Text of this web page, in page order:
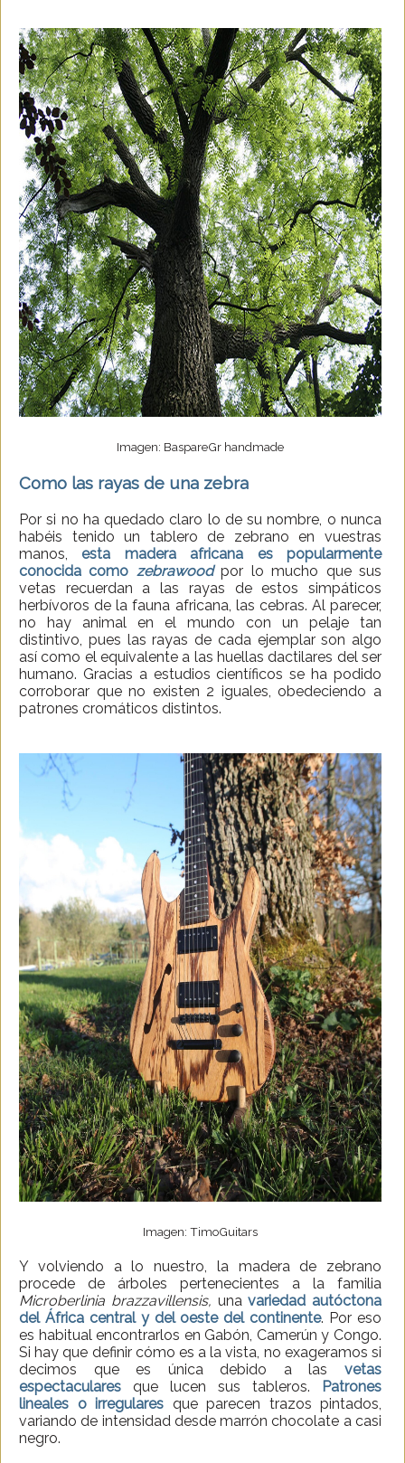
Imagen: BaspareGr handmade
Como las rayas de una zebra
Por si no ha quedado claro lo de su nombre, o nunca
habéis tenido un tablero de zebrano en vuestras
manos, esta madera africana es popularmente
conocida como zebrawood por lo mucho que sus
vetas recuerdan a las rayas de estos simpáticos
herbívoros de la fauna africana, las cebras. Al parecer,
no hay animal en el mundo con un pelaje tan
distintivo, pues las rayas de cada ejemplar son algo
así como el equivalente a las huellas dactilares del ser
humano. Gracias a estudios científicos se ha podido
corroborar que no existen 2 iguales, obedeciendo a
patrones cromáticos distintos.
Imagen: TimoGuitars
Y volviendo a lo nuestro, la madera de zebrano
procede de árboles pertenecientes a la familia
Microberlinia brazzavillensis, unavariedad autóctona
del África central y del oeste del continente. Por eso
es habitual encontrarlos en Gabón, Camerún y Congo.
Si hay que definir cómo es a la vista, no exageramos si
decimos que es única debido a las vetas
espectaculares que lucen sus tableros.
Patrones
lineales o irregulares que parecen trazos pintados,
variando de intensidad desde marrón chocolate a casi
negro.